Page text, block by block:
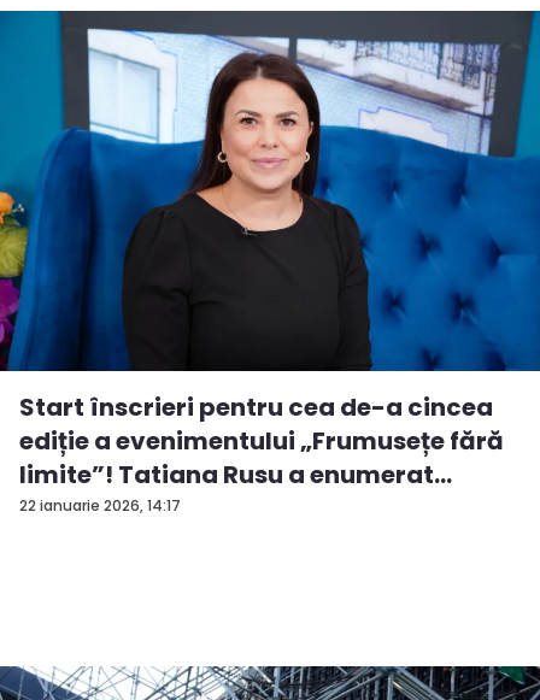
22 ianuarie 2026, 14:17
Start înscrieri pentru cea de-a cincea
ediție a evenimentului „Frumusețe fără
limite”! Tatiana Rusu a enumerat
criter...